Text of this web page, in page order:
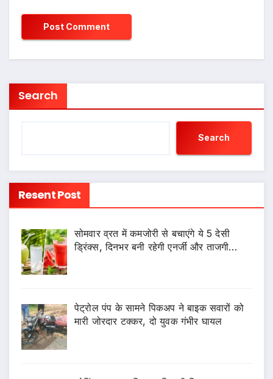
Search
Search
Resent Post
सोमवार व्रत में कमजोरी से बचाएंगे ये 5 देसी
ड्रिंक्स, दिनभर बनी रहेगी एनर्जी और ताजगी…
पेट्रोल पंप के सामने पिकअप ने बाइक सवारों को
मारी जोरदार टक्कर, दो युवक गंभीर घायल